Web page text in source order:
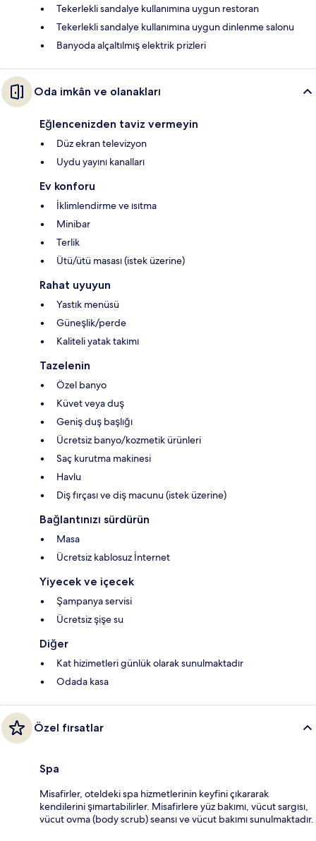
Tekerlekli sandalye kullanımına uygun restoran
Tekerlekli sandalye kullanımına uygun dinlenme salonu
Banyoda alçaltılmış elektrik prizleri
Oda imkân ve olanakları
Eğlencenizden taviz vermeyin
Düz ekran televizyon
Uydu yayını kanalları
Ev konforu
İklimlendirme ve ısıtma
Minibar
Terlik
Ütü/ütü masası (istek üzerine)
Rahat uyuyun
Yastık menüsü
Güneşlik/perde
Kaliteli yatak takımı
Tazelenin
Özel banyo
Küvet veya duş
Geniş duş başlığı
Ücretsiz banyo/kozmetik ürünleri
Saç kurutma makinesi
Havlu
Diş fırçası ve diş macunu (istek üzerine)
Bağlantınızı sürdürün
Masa
Ücretsiz kablosuz İnternet
Yiyecek ve içecek
Şampanya servisi
Ücretsiz şişe su
Diğer
Kat hizimetleri günlük olarak sunulmaktadır
Odada kasa
Özel fırsatlar
Spa
Misafirler, oteldeki spa hizmetlerinin keyfini çıkararak
kendilerini şımartabilirler. Misafirlere yüz bakımı, vücut sargısı,
vücut ovma (body scrub) seansı ve vücut bakımı sunulmaktadır.